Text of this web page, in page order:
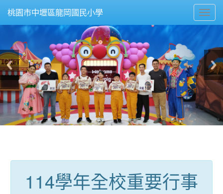
桃園市中壢區龍岡國民小學
114學年全校重要行事